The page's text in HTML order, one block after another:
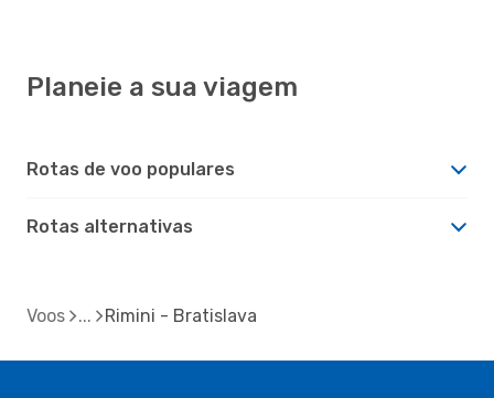
Planeie a sua viagem
Rotas de voo populares
Rotas alternativas
Voos Rimini - Bratislava